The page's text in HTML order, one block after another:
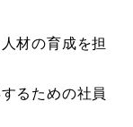
材の育成を担
るための社員